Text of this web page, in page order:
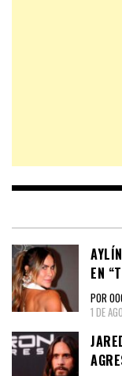
EN
POR
1 DE